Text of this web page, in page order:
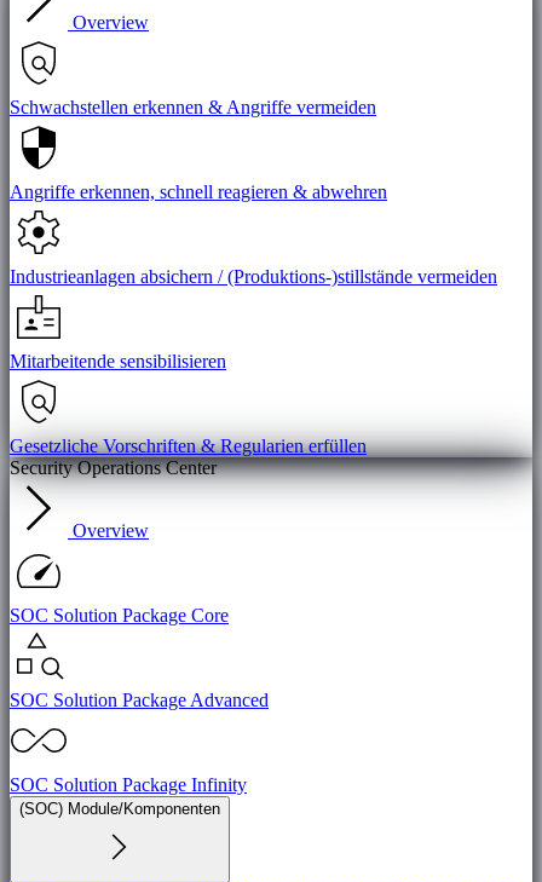
Overview
Schwachstellen erkennen & Angriffe vermeiden
Angriffe erkennen, schnell reagieren & abwehren
Industrieanlagen absichern / (Produktions-)stillstände vermeiden
Mitarbeitende sensibilisieren
Gesetzliche Vorschriften & Regularien erfüllen
Security Operations Center
Overview
SOC Solution Package Core
SOC Solution Package Advanced
SOC Solution Package Infinity
(SOC) Module/Komponenten